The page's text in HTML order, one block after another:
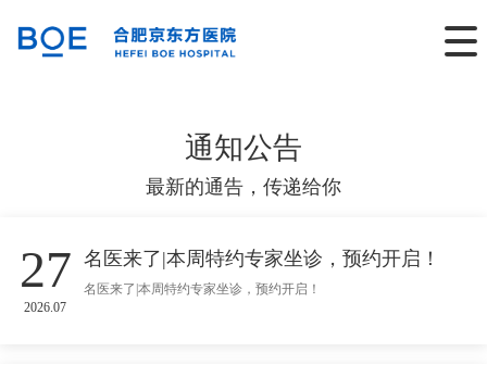
通知公告
最新的通告，传递给你
27
2026.07
名医来了|本周特约专家坐诊，预约开启！
名医来了|本周特约专家坐诊，预约开启！